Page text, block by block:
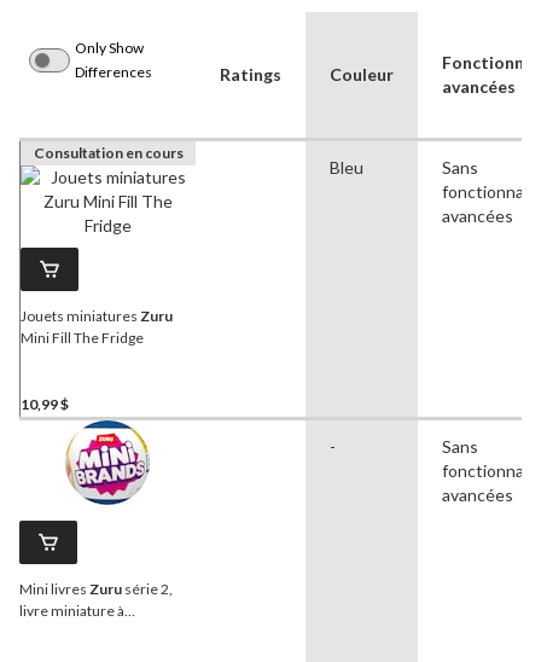
Only Show
Differences
Ratings Couleur
avancées
Consultation en cours
Jouets miniatures Zuru
Mini Fill The Fridge
10,99 $
Bleu
Sans
avancées
Mini livres Zuru série 2,
livre miniature à
-
Sans
avancées